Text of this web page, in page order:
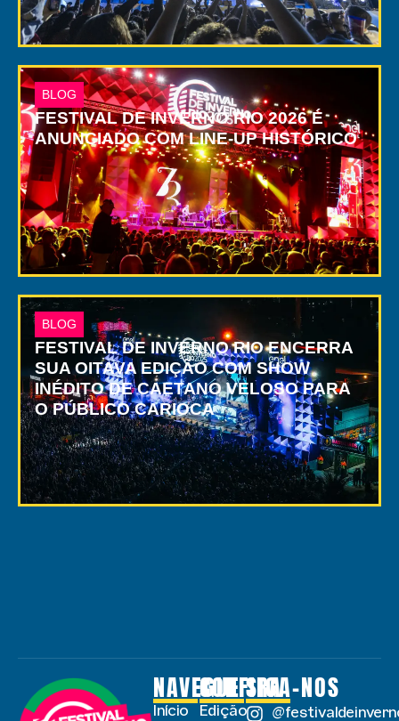
BLOG
FESTIVAL DE INVERNO RIO 2026 É
ANUNCIADO COM LINE-UP HISTÓRICO
BLOG
FESTIVAL DE INVERNO RIO ENCERRA
SUA OITAVA EDIÇÃO COM SHOW
INÉDITO DE CAETANO VELOSO PARA
O PÚBLICO CARIOCA
NAVEGUE
Início
CONFIRA
Edição
SIGA-NOS